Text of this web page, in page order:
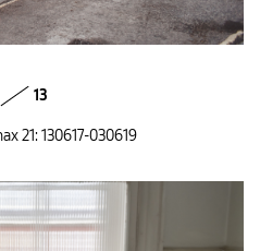
13
21: 130617-030619